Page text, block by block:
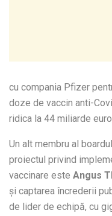
cu compania Pfizer
doze de vaccin anti-
ridica la 44 miliarde
Un alt membru al
proiectul privind
vaccinare este Angus
şi captarea încrederii
de lider de echipă, cu